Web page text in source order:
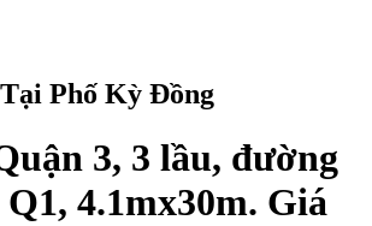
Phố Kỳ Đồng
3, 3 lầu, đường
4.1mx30m. Giá